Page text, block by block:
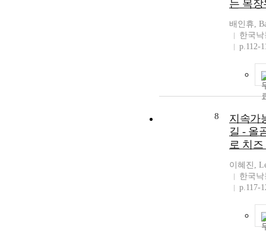
는 목장
배인휴,
한국
p.112-
8
지속가
길 - 올
로 치
이혜진,
한국
p.117-